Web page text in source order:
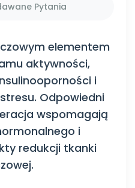
Pytania
elementem
aktywności,
i
Odpowiedni
wspomagają
i
redukcji tkanki